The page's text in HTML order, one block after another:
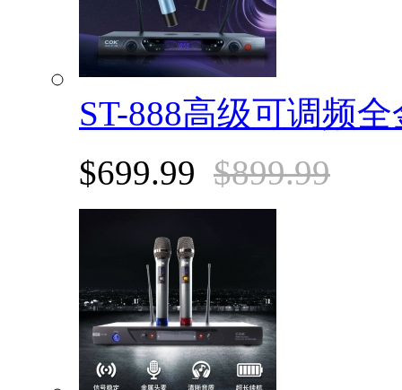
ST-888高级可调频
$699.99 $899.99